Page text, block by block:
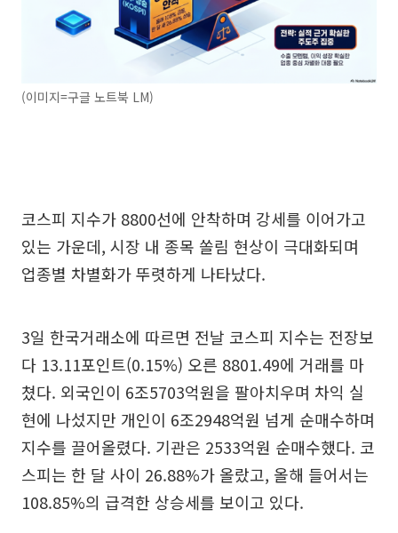
(이미지=구글 노트북 LM)
코스피 지수가 8800선에 안착하며 강세를 이어가고
있는 가운데, 시장 내 종목 쏠림 현상이 극대화되며
업종별 차별화가 뚜렷하게 나타났다.
3일 한국거래소에 따르면 전날 코스피 지수는 전장보
다 13.11포인트(0.15%) 오른 8801.49에 거래를 마
쳤다. 외국인이 6조5703억원을 팔아치우며 차익 실
현에 나섰지만 개인이 6조2948억원 넘게 순매수하며
지수를 끌어올렸다. 기관은 2533억원 순매수했다. 코
스피는 한 달 사이 26.88%가 올랐고, 올해 들어서는
108.85%의 급격한 상승세를 보이고 있다.